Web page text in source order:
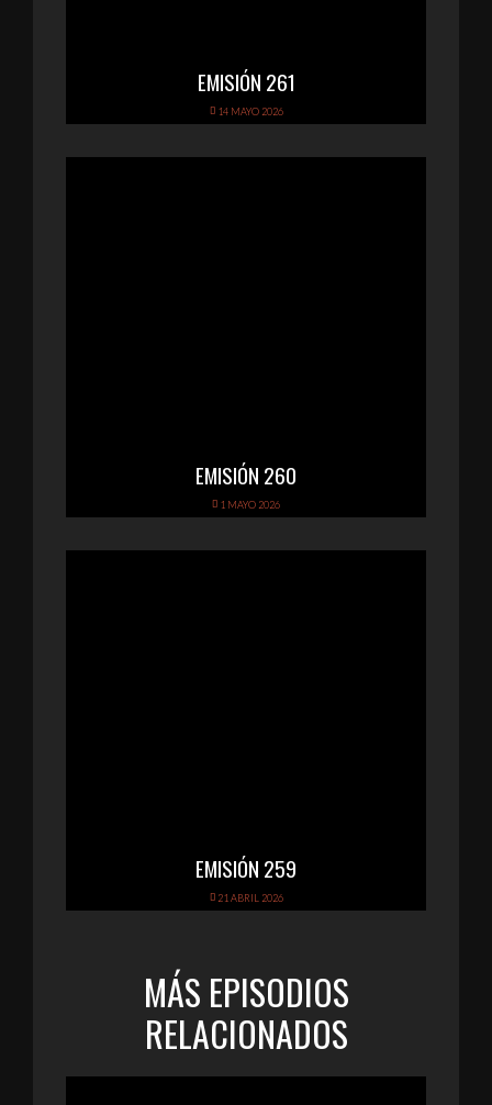
EMISIÓN 261
14 MAYO 2026
EMISIÓN 260
1 MAYO 2026
EMISIÓN 259
21 ABRIL 2026
MÁS EPISODIOS
RELACIONADOS